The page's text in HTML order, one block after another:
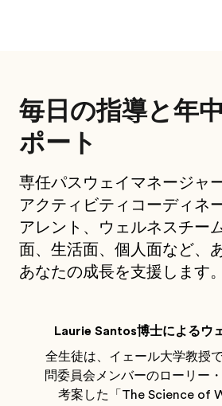
毎日の指導と年
ポート
専任パスウェイマネージャ
アクティビティコーディネ
アレント、ウェルネスチー
面、生活面、個人面など、
あなたの成長を支援します。
Laurie Santos博士によるウ
全生徒は、イェール大学教授
問委員会メンバーのローリー
考案した「The Science of